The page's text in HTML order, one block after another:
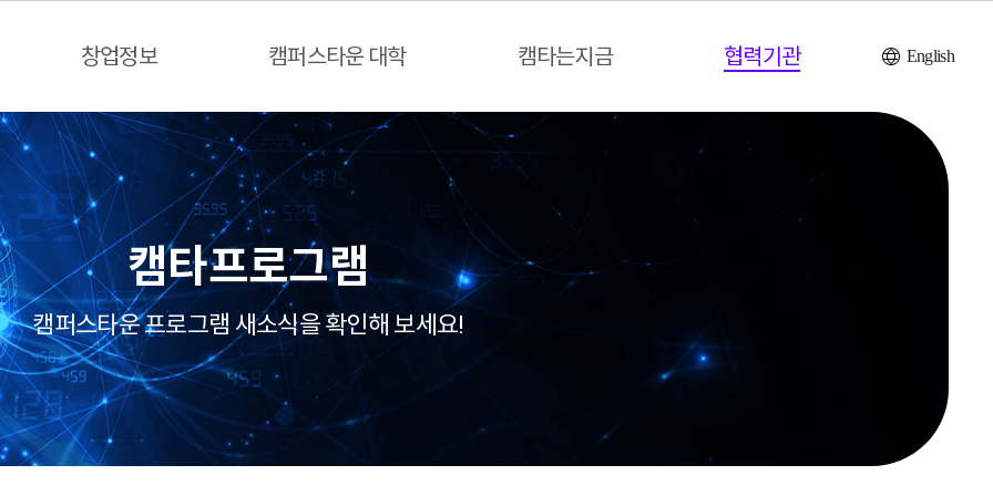
창업정보 캠퍼스타운 대학 캠타는지금 협력기관 English
캠타프로그램
캠퍼스타운 프로그램 새소식을 확인해 보세요!